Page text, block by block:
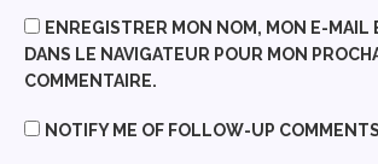
ENREGISTRER MON NOM, MON E-MAIL
DANS LE NAVIGATEUR POUR MON
COMMENTAIRE.
NOTIFY ME OF FOLLOW-UP